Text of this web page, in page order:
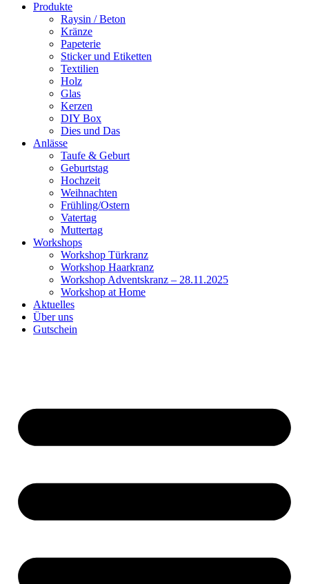
Produkte
Raysin / Beton
Kränze
Papeterie
Sticker und Etiketten
Textilien
Holz
Glas
Kerzen
DIY Box
Dies und Das
Anlässe
Taufe & Geburt
Geburtstag
Hochzeit
Weihnachten
Frühling/Ostern
Vatertag
Muttertag
Workshops
Workshop Türkranz
Workshop Haarkranz
Workshop Adventskranz – 28.11.2025
Workshop at Home
Aktuelles
Über uns
Gutschein